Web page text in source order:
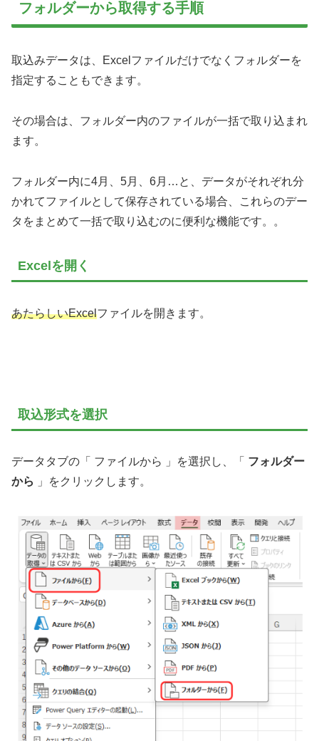
フォルダーから取得する手順
取込みデータは、Excelファイルだけでなくフォルダーを
指定することもできます。
その場合は、フォルダー内のファイルが一括で取り込まれ
ます。
フォルダー内に4月、5月、6月…と、データがそれぞれ分
かれてファイルとして保存されている場合、これらのデー
タをまとめて一括で取り込むのに便利な機能です。。
Excelを開く
あたらしいExcelファイルを開きます。
取込形式を選択
データタブの「 ファイルから 」を選択し、「 フォルダー
から
」をクリックします。